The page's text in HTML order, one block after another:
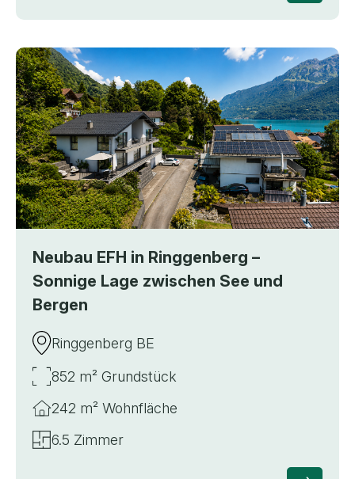
Neubau EFH in Ringgenberg –
Sonnige Lage zwischen See und
Bergen
Ringgenberg BE
852 m² Grundstück
242 m² Wohnfläche
6.5 Zimmer